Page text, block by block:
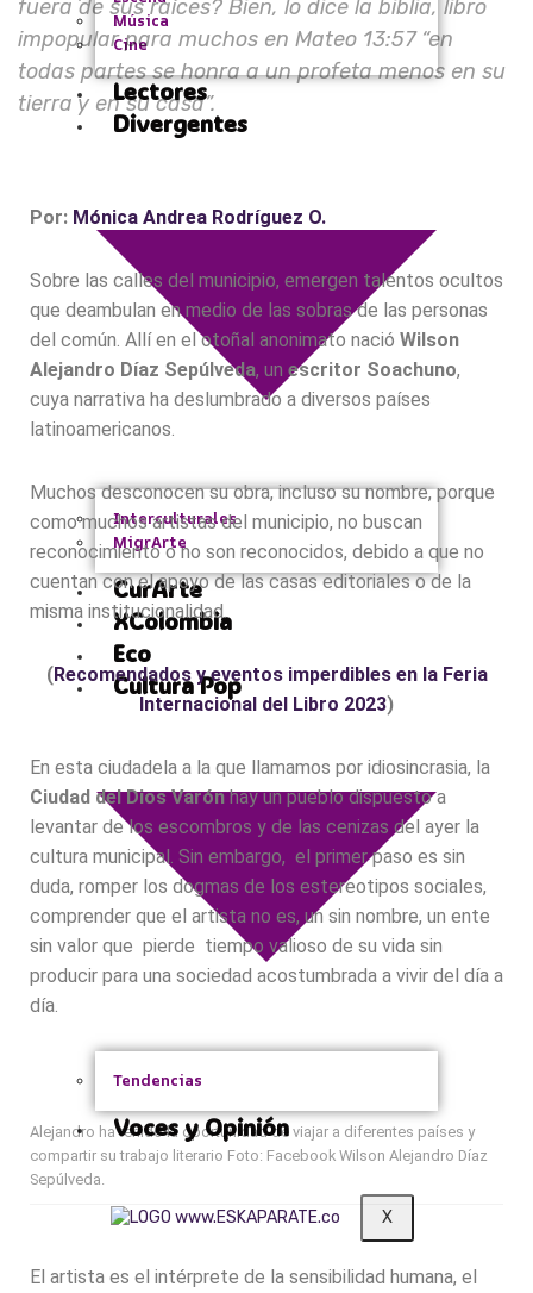
Música
Cine
Lectores
Divergentes
Interculturales
MigrArte
CurArte
XColombia
Eco
Cultura Pop
Tendencias
Voces y Opinión
X
fuera de sus raíces? Bien, lo dice la biblia, libro
impopular para muchos en Mateo 13:57 “en
todas partes se honra a un profeta menos en su
tierra y en su casa”.
Por: Mónica Andrea Rodríguez O.
Sobre las calles del municipio, emergen talentos ocultos
que deambulan en medio de las sobras de las personas
del común. Allí en el otoñal anonimato nació Wilson
Alejandro Díaz Sepúlveda, un escritor Soachuno,
cuya narrativa ha deslumbrado a diversos países
latinoamericanos.
Muchos desconocen su obra, incluso su nombre, porque
como muchos artistas del municipio, no buscan
reconocimiento o no son reconocidos, debido a que no
cuentan con el apoyo de las casas editoriales o de la
misma institucionalidad.
(Recomendados y eventos imperdibles en la Feria
Internacional del Libro 2023)
En esta ciudadela a la que llamamos por idiosincrasia, la
Ciudad del Dios Varónhay un pueblo dispuesto a
levantar de los escombros y de las cenizas del ayer la
cultura municipal. Sin embargo, el primer paso es sin
duda, romper los dogmas de los estereotipos sociales,
comprender que el artista no es, un sin nombre, un ente
sin valor que pierde tiempo valioso de su vida sin
producir para una sociedad acostumbrada a vivir del día a
día.
Alejandro ha tenido la oportunidad de viajar a diferentes países y
compartir su trabajo literario Foto: Facebook Wilson Alejandro Díaz
Sepúlveda.
El artista es el intérprete de la sensibilidad humana, el